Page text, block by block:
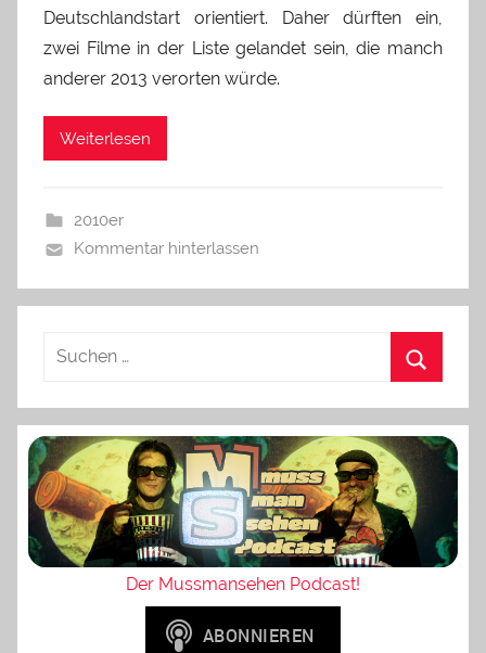
Deutschlandstart orientiert. Daher dürften ein,
zwei Filme in der Liste gelandet sein, die manch
anderer 2013 verorten würde.
Weiterlesen
2010er
Kommentar hinterlassen
Der Mussmansehen Podcast!